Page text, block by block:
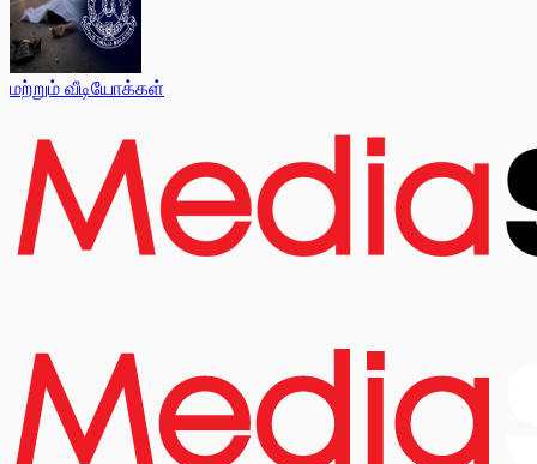
மற்றும் வீடியோக்கள்